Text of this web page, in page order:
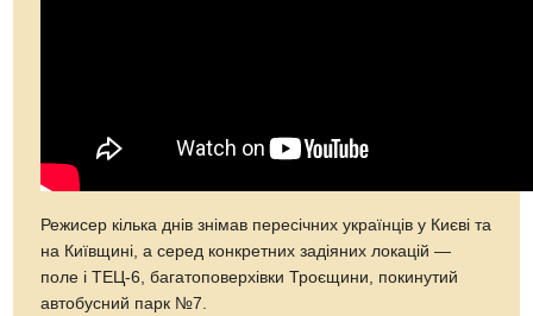
Режисер кілька днів знімав пересічних українців у Києві та
на Київщині, а серед конкретних задіяних локацій —
поле і ТЕЦ-6, багатоповерхівки Троєщини, покинутий
автобусний парк №7.